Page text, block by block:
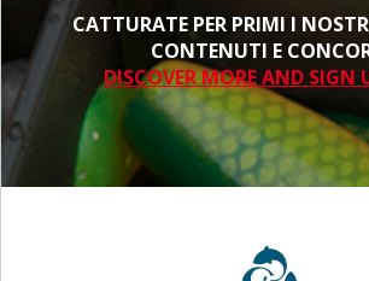
CATTURATE PER PRIMI I
CONTENUTI E
DISCOVER MORE AND SIGN